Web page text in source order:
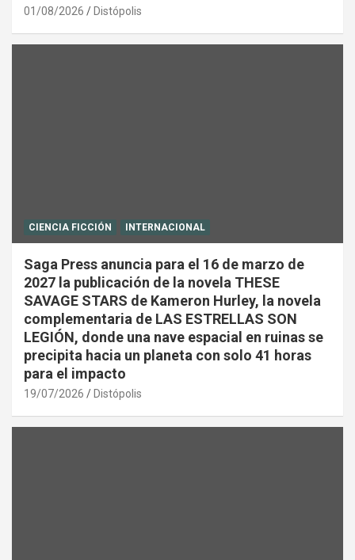
01/08/2026 Distópolis
CIENCIA FICCIÓN INTERNACIONAL
Saga Press anuncia para el 16 de marzo de
2027 la publicación de la novela THESE
SAVAGE STARS de Kameron Hurley, la novela
complementaria de LAS ESTRELLAS SON
LEGIÓN, donde una nave espacial en ruinas se
precipita hacia un planeta con solo 41 horas
para el impacto
19/07/2026 Distópolis